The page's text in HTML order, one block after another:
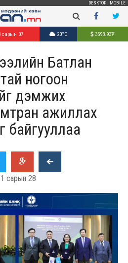
DESKTOP MOBILE
сарын 07 20°C 3593.93₮
Батлан
ногоон
дэмжих
ажиллах
байгууллаа
сарын 28